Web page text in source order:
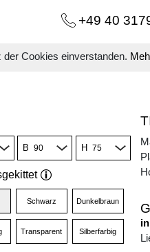
Cookies einverstanden.
+49 40
B H
Schwarz Dunkelbraun
Transparent Silberfarbig